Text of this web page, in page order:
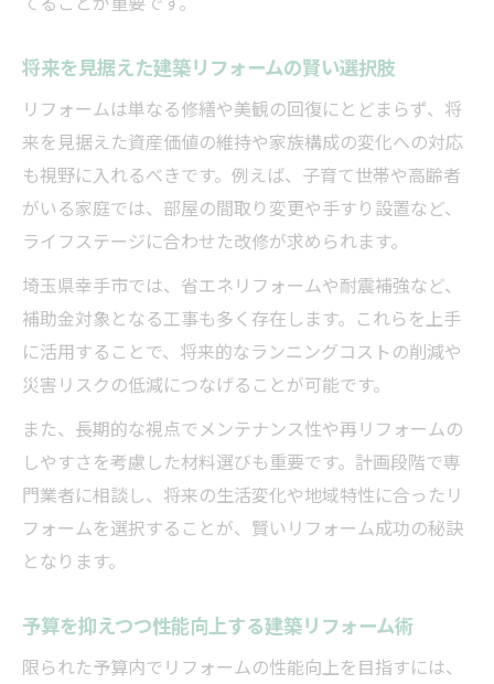
将来を見据えた建築リフォームの賢い選択肢
リフォームは単なる修繕や美観の回復にとどまらず、将
来を見据えた資産価値の維持や家族構成の変化への対応
も視野に入れるべきです。例えば、子育て世帯や高齢者
がいる家庭では、部屋の間取り変更や手すり設置など、
ライフステージに合わせた改修が求められます。
埼玉県幸手市では、省エネリフォームや耐震補強など、
補助金対象となる工事も多く存在します。これらを上手
に活用することで、将来的なランニングコストの削減や
災害リスクの低減につなげることが可能です。
また、長期的な視点でメンテナンス性や再リフォームの
しやすさを考慮した材料選びも重要です。計画段階で専
門業者に相談し、将来の生活変化や地域特性に合ったリ
フォームを選択することが、賢いリフォーム成功の秘訣
となります。
予算を抑えつつ性能向上する建築リフォーム術
限られた予算内でリフォームの性能向上を目指すには、